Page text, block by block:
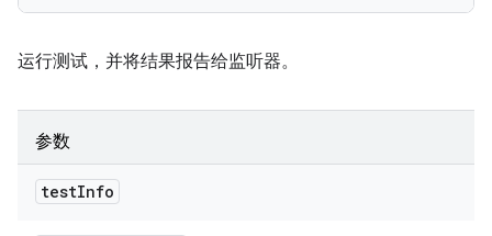
运行测试，并将结果报告给监听器。
参数
testInfo